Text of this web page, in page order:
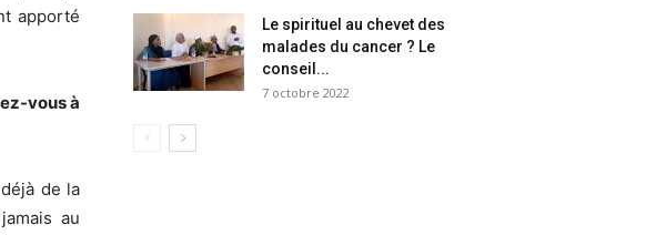
apporté
vous à
de la
au
Le spirituel au chevet des
malades du cancer ? Le
conseil...
7 octobre 2022